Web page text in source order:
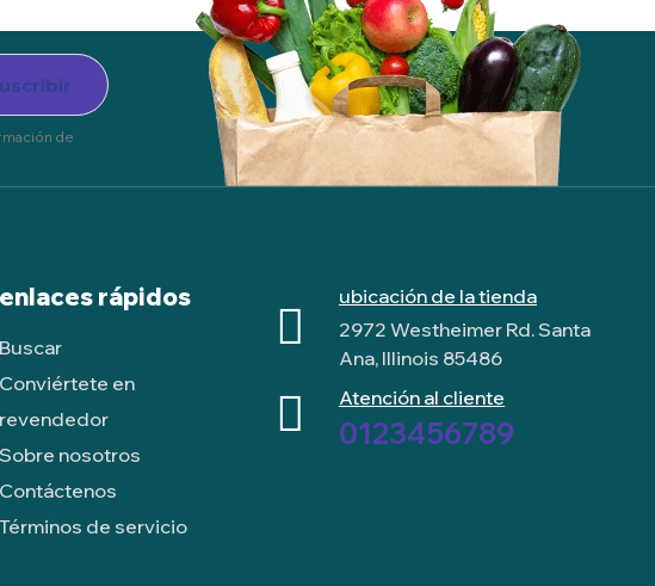
de
enlaces rápidos
Buscar
Conviértete en
revendedor
Sobre nosotros
Contáctenos
Términos de servicio
ubicación de la tienda
2972 Westheimer Rd. Santa
Ana, Illinois 85486
Atención al cliente
0123456789